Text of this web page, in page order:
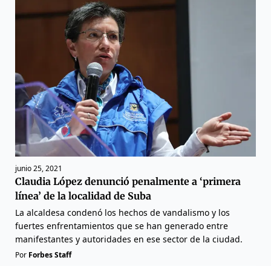
junio 25, 2021
Claudia López denunció penalmente a ‘primera
línea’ de la localidad de Suba
La alcaldesa condenó los hechos de vandalismo y los
fuertes enfrentamientos que se han generado entre
manifestantes y autoridades en ese sector de la ciudad.
Por Forbes Staff